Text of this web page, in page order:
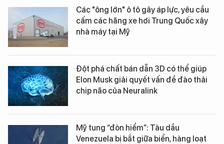
Các "ông lớn" ô tô gây áp lực, yêu cầu
cấm các hãng xe hơi Trung Quốc xây
nhà máy tại Mỹ
Đột phá chất bán dẫn 3D có thể giúp
Elon Musk giải quyết vấn đề đào thải
chip não của Neuralink
Mỹ tung “đòn hiểm”: Tàu dầu
Venezuela bị bắt giữa biển, hàng loạt